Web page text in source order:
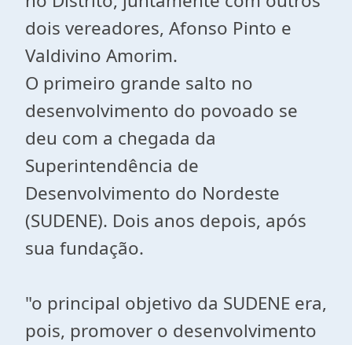
dois vereadores, Afonso Pinto e
Valdivino Amorim.
O primeiro grande salto no
desenvolvimento do povoado se
deu com a chegada da
Superintendência de
Desenvolvimento do Nordeste
(SUDENE). Dois anos depois, após
sua fundação.
"o principal objetivo da SUDENE era,
pois, promover o desenvolvimento